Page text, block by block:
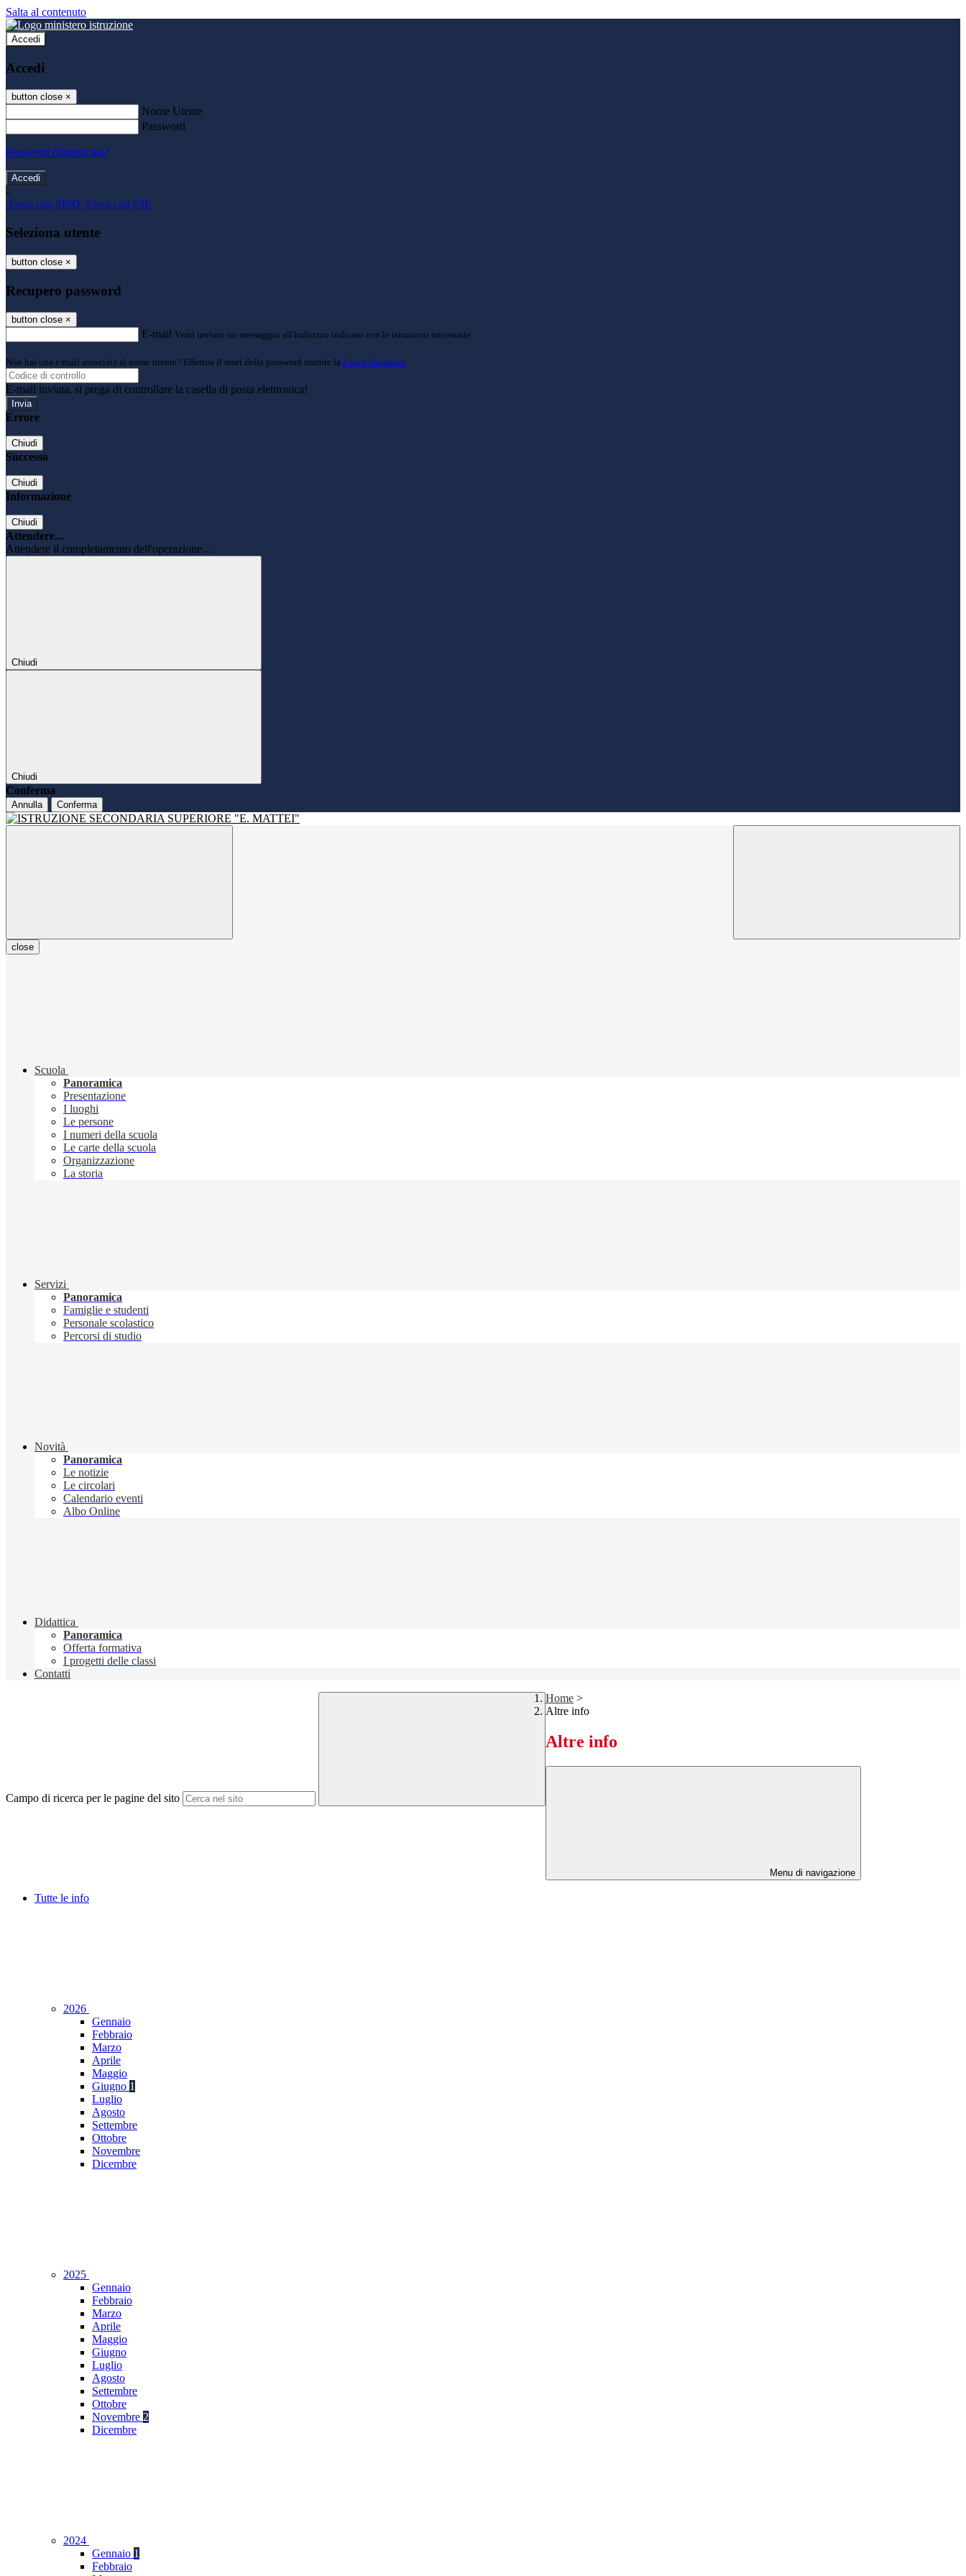
Salta al contenuto
Accedi
Accedi
button close ×
Nome Utente
Password
Password dimenticata?
-
Entra con SPID Entra con CIE
Seleziona utente
button close ×
Recupero password
button close ×
E-mail Verrà inviato un messaggio all'indirizzo indicato con le istruzioni necessarie.
Non hai una e-mail associata al nome utente? Effettua il reset della password tramite la Login Spaggiari
E-mail inviata, si prega di controllare la casella di posta elettronica!
Errore
Chiudi
Successo
Chiudi
Informazione
Chiudi
Attendere...
Attendere il completamento dell'operazione...
Chiudi
Chiudi
Conferma
Annulla Conferma
close
Scuola
Panoramica
Presentazione
I luoghi
Le persone
I numeri della scuola
Le carte della scuola
Organizzazione
La storia
Servizi
Panoramica
Famiglie e studenti
Personale scolastico
Percorsi di studio
Novità
Panoramica
Le notizie
Le circolari
Calendario eventi
Albo Online
Didattica
Panoramica
Offerta formativa
I progetti delle classi
Contatti
Campo di ricerca per le pagine del sito
Home >
Altre info
Altre info
Menu di navigazione
Tutte le info
2026
Gennaio
Febbraio
Marzo
Aprile
Maggio
Giugno 1
Luglio
Agosto
Settembre
Ottobre
Novembre
Dicembre
2025
Gennaio
Febbraio
Marzo
Aprile
Maggio
Giugno
Luglio
Agosto
Settembre
Ottobre
Novembre 2
Dicembre
2024
Gennaio 1
Febbraio